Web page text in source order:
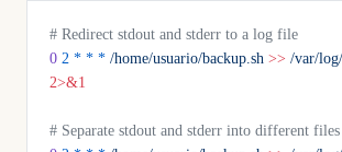
# Redirect stdout and stderr to a log file
0 2 * * * /home/usuario/backup.sh >> /var/
2>&1
# Separate stdout and stderr into different files